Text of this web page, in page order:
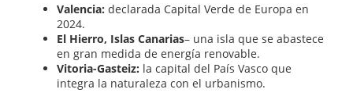
Valencia: declarada Capital Verde de Europa en
2024.
El Hierro, Islas Canarias– una isla que se abastece
en gran medida de energía renovable.
Vitoria-Gasteiz: la capital del País Vasco que
integra la naturaleza con el urbanismo.